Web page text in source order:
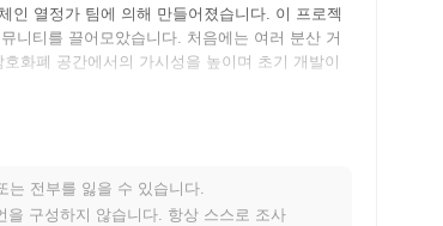
인 열정가 팀에 의해 만들어졌습니다. 이 프로젝
니티를 끌어모았습니다. 처음에는 여러 분산 거
화폐 공간에서의 가시성을 높이며 초기 개발이
최신 로드맵 업데이트로 흥미로운 단계에 접어
있도록 하는 일련의 거버넌스 이니셔티브를 구현
적인 사용 사례를 제공하는 생태계 확장에 집중
는 전부를 잃을 수 있습니다.
구성하지 않습니다. 항상 스스로 조사